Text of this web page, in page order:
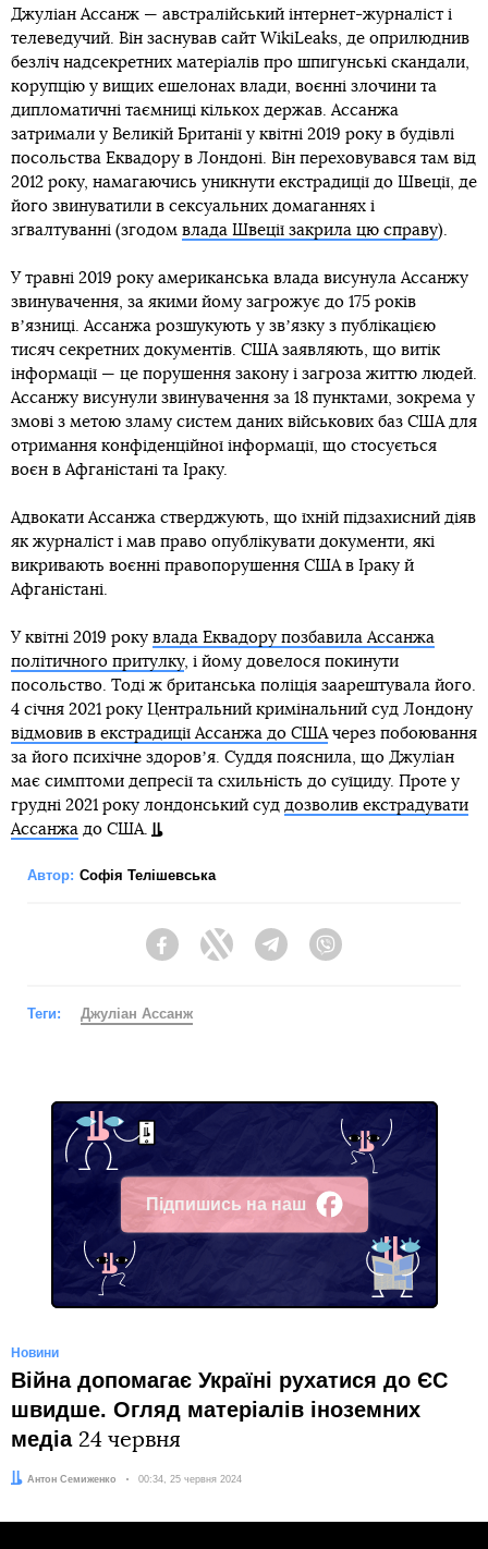
Джуліан Ассанж — австралійський інтернет-журналіст і
телеведучий. Він заснував сайт WikiLeaks, де оприлюднив
безліч надсекретних матеріалів про шпигунські скандали,
корупцію у вищих ешелонах влади, воєнні злочини та
дипломатичні таємниці кількох держав. Ассанжа
затримали у Великій Британії у квітні 2019 року в будівлі
посольства Еквадору в Лондоні. Він переховувався там від
2012 року, намагаючись уникнути екстрадиції до Швеції, де
його звинуватили в сексуальних домаганнях і
зґвалтуванні (згодом влада Швеції закрила цю справу).
У травні 2019 року американська влада висунула Ассанжу
звинувачення, за якими йому загрожує до 175 років
вʼязниці. Ассанжа розшукують у звʼязку з публікацією
тисяч секретних документів. США заявляють, що витік
інформації — це порушення закону і загроза життю людей.
Ассанжу висунули звинувачення за 18 пунктами, зокрема у
змові з метою зламу систем даних військових баз США для
отримання конфіденційної інформації, що стосується
воєн в Афганістані та Іраку.
Адвокати Ассанжа стверджують, що їхній підзахисний діяв
як журналіст і мав право опублікувати документи, які
викривають воєнні правопорушення США в Іраку й
Афганістані.
У квітні 2019 року влада Еквадору позбавила Ассанжа
політичного притулку, і йому довелося покинути
посольство. Тоді ж британська поліція заарештувала його.
4 січня 2021 року Центральний кримінальний суд Лондону
відмовив в екстрадиції Ассанжа до СШАчерез побоювання
за його психічне здоровʼя. Суддя пояснила, що Джуліан
має симптоми депресії та схильність до суїциду. Проте у
грудні 2021 року лондонський суд дозволив екстрадувати
Ассанжа до США.
Автор: Софія Телішевська
FacebookTwitter Telegram
Теги: Джуліан Ассанж
Підпишись на наш
Facebook
Новини
Війна допомагає Україні рухатися до ЄС
швидше. Огляд матеріалів іноземних
медіа 24 червня
Автор:
Антон Семиженко Дата:
00:34, 25 червня 2024